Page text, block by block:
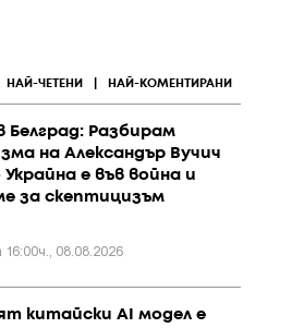
НАЙ-ЧЕТЕНИ НАЙ-КОМЕНТИРАНИ
Белград: Разбирам
на Александър Вучич
Украйна е във война и
за скептицизъм
16:00ч., 08.08.2026
китайски AI модел е